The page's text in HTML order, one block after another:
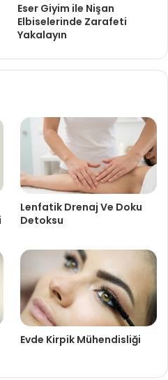
Eser Giyim ile Nişan
Elbiselerinde Zarafeti
Yakalayın
Lenfatik Drenaj Ve Doku
Detoksu
Evde Kirpik Mühendisliği